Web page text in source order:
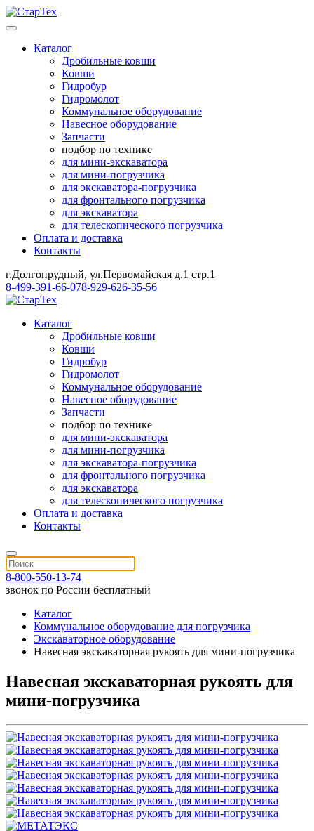
Каталог
Дробильные ковши
Ковши
Гидробур
Гидромолот
Коммунальное оборудование
Навесное оборудование
Запчасти
подбор по технике
для мини-экскаватора
для мини-погрузчика
для экскаватора-погрузчика
для фронтального погрузчика
для экскаватора
для телескопического погрузчика
Оплата и доставка
Контакты
г.Долгопрудный, ул.Первомайская д.1 стр.1
8-499-391-66-078-929-626-35-56
Каталог
Дробильные ковши
Ковши
Гидробур
Гидромолот
Коммунальное оборудование
Навесное оборудование
Запчасти
подбор по технике
для мини-экскаватора
для мини-погрузчика
для экскаватора-погрузчика
для фронтального погрузчика
для экскаватора
для телескопического погрузчика
Оплата и доставка
Контакты
8-800-550-13-74
звонок по России бесплатный
Каталог
Коммунальное оборудование для погрузчика
Экскаваторное оборудование
Навесная экскаваторная рукоять для мини-погрузчика
Навесная экскаваторная рукоять для
мини-погрузчика